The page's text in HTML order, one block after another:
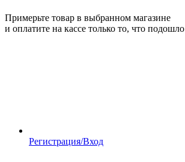
Примерьте товар в выбранном магазине
и оплатите на кассе только то, что подошло
Регистрация/Вход